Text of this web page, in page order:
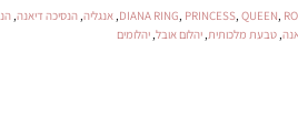
DIANA RING, PRINCESS, QUEEN,
,אנגליה,הנסיכה דיאנה,
,טבעת מלכותית,יהלום אובל,יהלומים